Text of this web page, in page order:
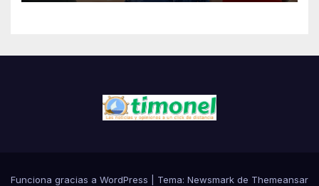
Funciona gracias a WordPress Tema: Newsmark de Themeansar